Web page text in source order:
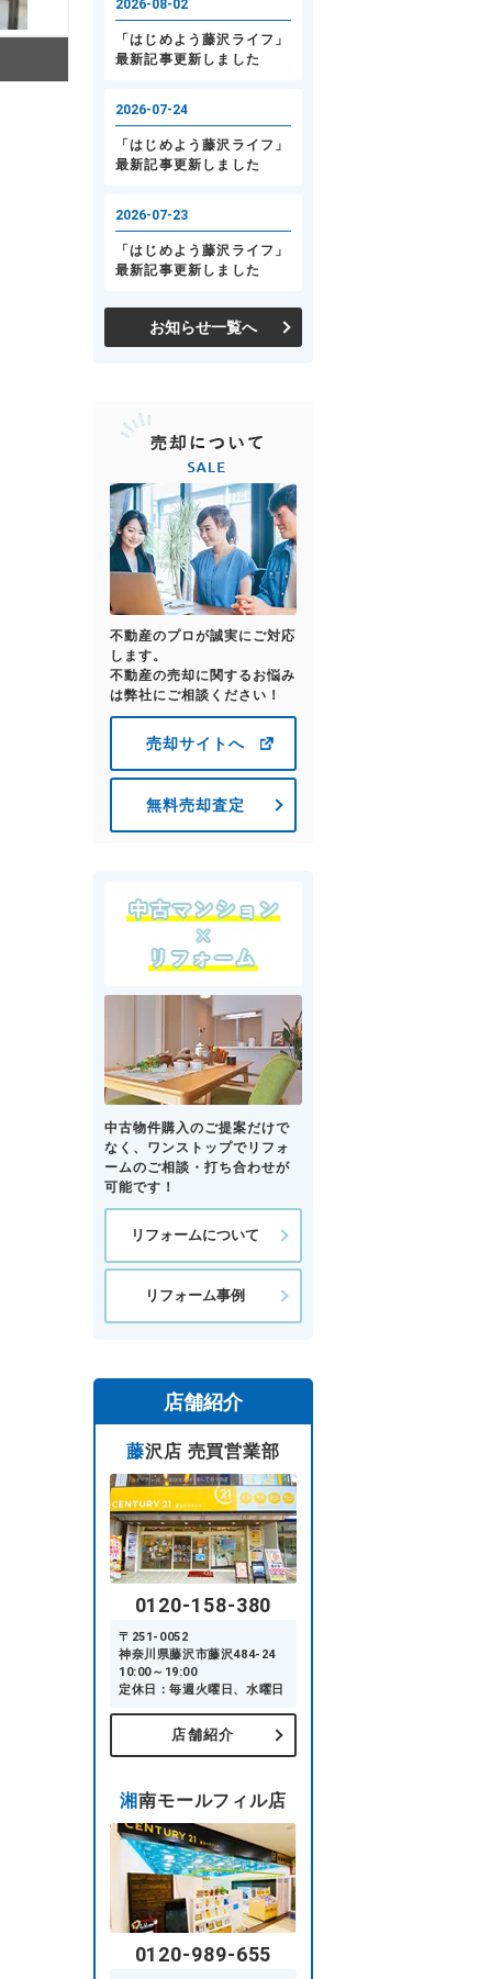
お知らせ一覧へ
不動産のプロが誠実にご対応
します。
不動産の売却に関するお悩み
は弊社にご相談ください！
売却サイトへ
無料売却査定
中古物件購入のご提案だけで
なく、ワンストップでリフォ
ームのご相談・打ち合わせが
可能です！
リフォームについて
リフォーム事例
店舗紹介
藤沢店 売買営業部
0120-158-380
〒251-0052
神奈川県藤沢市藤沢484-24
10:00～19:00
定休日：毎週火曜日、水曜日
店舗紹介
湘南モールフィル店
0120-989-655